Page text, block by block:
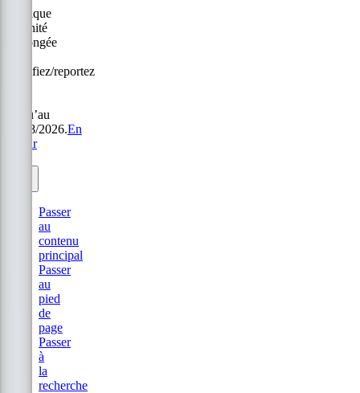
Politique
Sérénité
prolongée
modifiez/reportez
jusqu’au
31/08/2026.En
savoir
Passer
au
contenu
principal
Passer
au
pied
de
page
Passer
à
la
recherche